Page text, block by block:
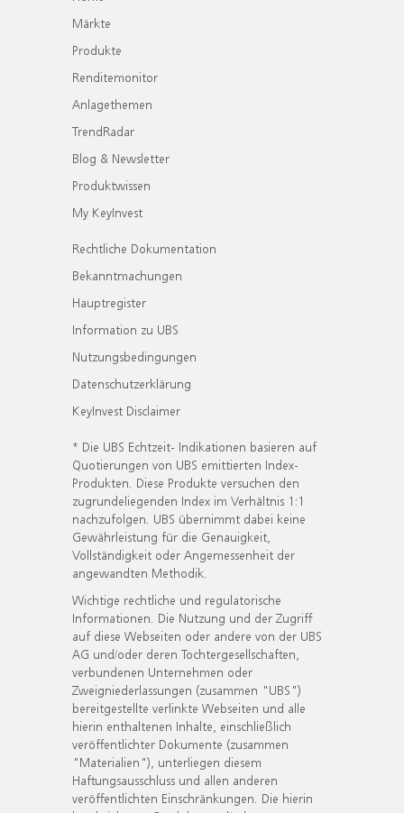
Märkte
Produkte
Renditemonitor
Anlagethemen
TrendRadar
Blog & Newsletter
Produktwissen
My KeyInvest
Rechtliche Dokumentation
Bekanntmachungen
Hauptregister
Information zu UBS
Nutzungsbedingungen
Datenschutzerklärung
KeyInvest Disclaimer
* Die UBS Echtzeit- Indikationen basieren auf
Quotierungen von UBS emittierten Index-
Produkten. Diese Produkte versuchen den
zugrundeliegenden Index im Verhältnis 1:1
nachzufolgen. UBS übernimmt dabei keine
Gewährleistung für die Genauigkeit,
Vollständigkeit oder Angemessenheit der
angewandten Methodik.
Wichtige rechtliche und regulatorische
Informationen. Die Nutzung und der Zugriff
auf diese Webseiten oder andere von der UBS
AG und/oder deren Tochtergesellschaften,
verbundenen Unternehmen oder
Zweigniederlassungen (zusammen "UBS")
bereitgestellte verlinkte Webseiten und alle
hierin enthaltenen Inhalte, einschließlich
veröffentlichter Dokumente (zusammen
"Materialien"), unterliegen diesem
Haftungsausschluss und allen anderen
veröffentlichten Einschränkungen. Die hierin